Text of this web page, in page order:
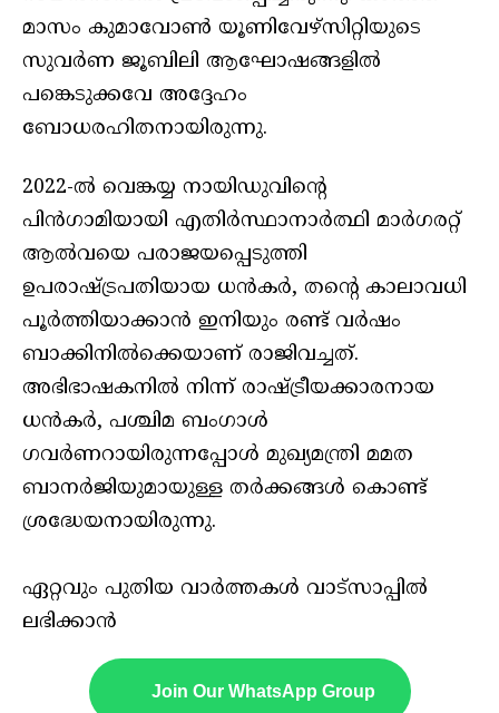
മാസം കുമാവോണ്‍ യൂണിവേഴ്‌സിറ്റിയുടെ
സുവര്‍ണ ജൂബിലി ആഘോഷങ്ങളില്‍
പങ്കെടുക്കവേ അദ്ദേഹം
ബോധരഹിതനായിരുന്നു.
2022-ല്‍ വെങ്കയ്യ നായിഡുവിന്റെ
പിന്‍ഗാമിയായി എതിര്‍സ്ഥാനാര്‍ത്ഥി മാര്‍ഗരറ്റ്
ആല്‍വയെ പരാജയപ്പെടുത്തി
ഉപരാഷ്ട്രപതിയായ ധന്‍കര്‍, തന്റെ കാലാവധി
പൂര്‍ത്തിയാക്കാന്‍ ഇനിയും രണ്ട് വര്‍ഷം
ബാക്കിനില്‍ക്കെയാണ് രാജിവച്ചത്.
അഭിഭാഷകനില്‍ നിന്ന് രാഷ്ട്രീയക്കാരനായ
ധന്‍കര്‍, പശ്ചിമ ബംഗാള്‍
ഗവര്‍ണറായിരുന്നപ്പോള്‍ മുഖ്യമന്ത്രി മമത
ബാനര്‍ജിയുമായുള്ള തര്‍ക്കങ്ങള്‍ കൊണ്ട്
ശ്രദ്ധേയനായിരുന്നു.
ഏറ്റവും പുതിയ വാർത്തകൾ വാട്സാപ്പിൽ
ലഭിക്കാൻ
Join Our WhatsApp Group